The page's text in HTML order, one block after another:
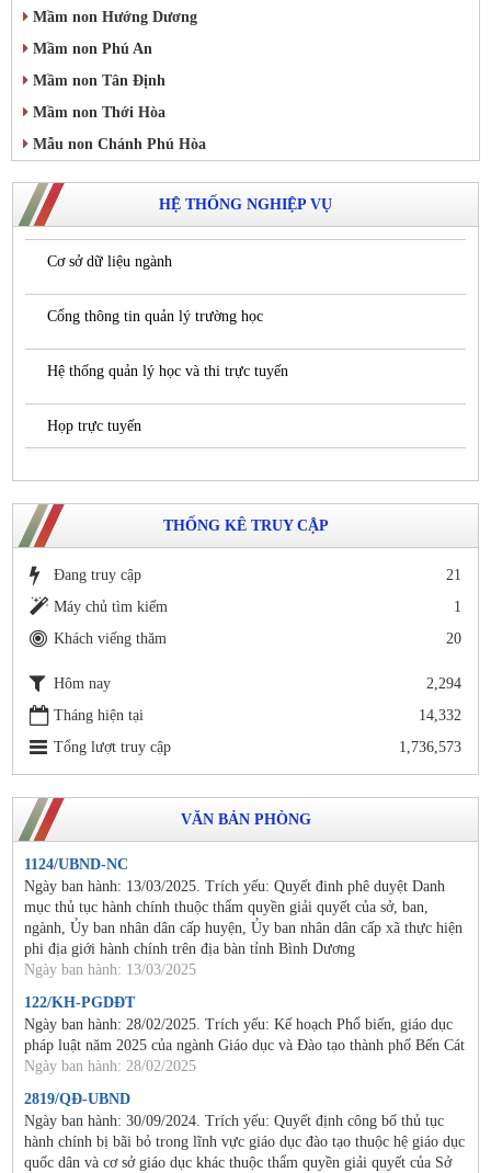
Mầm non Hướng Dương
Mầm non Phú An
Mầm non Tân Định
Mầm non Thới Hòa
Mẫu non Chánh Phú Hòa
HỆ THỐNG NGHIỆP VỤ
Cơ sở dữ liệu ngành
Cổng thông tin quản lý trường học
Hệ thống quản lý học và thi trực tuyến
Họp trực tuyến
THỐNG KÊ TRUY CẬP
Đang truy cập
21
Máy chủ tìm kiếm
1
Khách viếng thăm
20
Hôm nay
2,294
Tháng hiện tại
14,332
Tổng lượt truy cập
1,736,573
VĂN BẢN PHÒNG
1124/UBND-NC
Ngày ban hành: 13/03/2025. Trích yếu: Quyết đinh phê duyệt Danh
mục thủ tục hành chính thuộc thẩm quyền giải quyết của sở, ban,
ngành, Ủy ban nhân dân cấp huyện, Ủy ban nhân dân cấp xã thực hiện
phi địa giới hành chính trên địa bàn tỉnh Bình Dương
Ngày ban hành: 13/03/2025
122/KH-PGDĐT
Ngày ban hành: 28/02/2025. Trích yếu: Kế hoạch Phổ biến, giáo dục
pháp luật năm 2025 của ngành Giáo dục và Đào tạo thành phố Bến Cát
Ngày ban hành: 28/02/2025
2819/QĐ-UBND
Ngày ban hành: 30/09/2024. Trích yếu: Quyết định công bố thủ tục
hành chính bị bãi bỏ trong lĩnh vực giáo dục đào tạo thuộc hệ giáo dục
quốc dân và cơ sở giáo dục khác thuộc thẩm quyền giải quyết của Sở